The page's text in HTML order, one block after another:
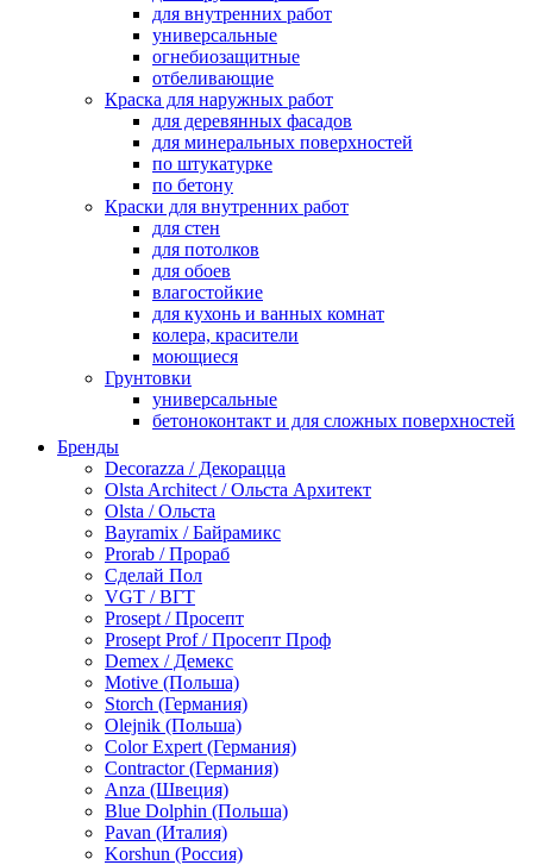
для внутренних работ
универсальные
огнебиозащитные
отбеливающие
Краска для наружных работ
для деревянных фасадов
для минеральных поверхностей
по штукатурке
по бетону
Краски для внутренних работ
для стен
для потолков
для обоев
влагостойкие
для кухонь и ванных комнат
колера, красители
моющиеся
Грунтовки
универсальные
бетоноконтакт и для сложных поверхностей
по металлу
антикорозийные
под декоративные штукатурки
для гипсокартона
под штукатурку
Герметик
акриловые
силиконовые универсальные, нейтральные
силиконовые санитарные (антигрибковые)
шовные для срубов
для кровли
для каминов
полиуретановые
Декоративные штукатурки и краски
краски для декора, патина
мокрый шелк
венецианские (эффект мрамора)
песок (эффект песчаных вихрей)
декоративная шпаклевка
Бренды
Decorazza / Декорацца
Olsta Architect / Ольста Архитект
Olsta / Ольста
Bayramix / Байрамикс
Prorab / Прораб
Сделай Пол
VGT / ВГТ
Prosept / Просепт
Prosept Prof / Просепт Проф
Demex / Демекс
Motive (Польша)
Storch (Германия)
Olejnik (Польша)
Color Expert (Германия)
Contractor (Германия)
Anza (Швеция)
Blue Dolphin (Польша)
Pavan (Италия)
Korshun (Россия)